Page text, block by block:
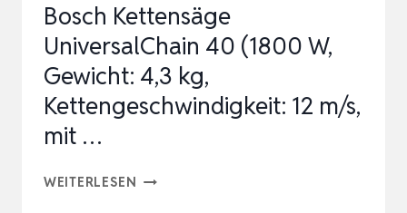
MOTO…
Bosch Kettensäge
UniversalChain 40 (1800 W,
Gewicht: 4,3 kg,
Kettengeschwindigkeit: 12 m/s,
mit …
WEITERLESEN BOSCH